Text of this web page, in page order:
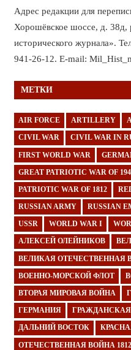
Адрес редакции для
Хорошёвское шоссе, д. 38д,
исторического журнала».
941-26-12. E-mail:
МЕТКИ
AIR FORCE ARTILLERY
CIVIL WAR CIVIL WAR IN
FIRST WORLD WAR
GREAT PATRIOTIC WAR OF
PATRIOTIC WAR OF 1812
RUSSIAN ARMY RUSSIAN
USSR WORLD WAR I
АЛЕКСЕЙ ОЛЕЙНИКОВ
ВЕЛИКАЯ ОТЕЧЕСТВЕННАЯ
ВОЕННО-МОРСКОЙ ФЛОТ
ВТОРАЯ МИРОВАЯ ВОЙНА
ГЕРМАНИЯ
ДАЛЬНИЙ ВОСТОК
ОТЕЧЕСТВЕННАЯ ВОЙНА